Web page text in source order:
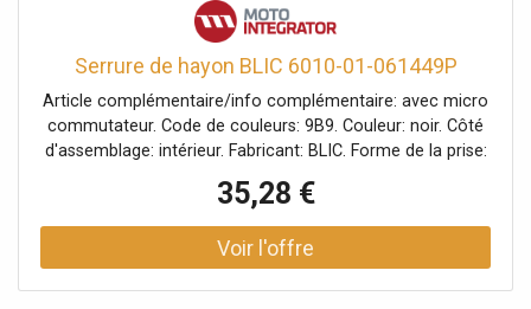
Serrure de hayon BLIC 6010-01-061449P
Article complémentaire/info complémentaire: avec micro
commutateur. Code de couleurs: 9B9. Couleur: noir. Côté
d'assemblage: intérieur. Fabricant: BLIC. Forme de la prise:
boîtier: PRV (plastique renforcé de fibre de verre). Matériel:
Tôle d'acier. Nombres de pôles: 4. Numéro du fabricant:
6010-01-061449P. Type de fonctionnement: électrique.
35,28 €